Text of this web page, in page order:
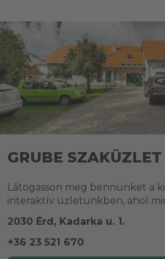
GRUBE SZAKÜZLET
Látogasson meg bennünket a
interaktív üzletünkben, ahol
2030 Érd, Kadarka u. 1.
+36 23 521 670